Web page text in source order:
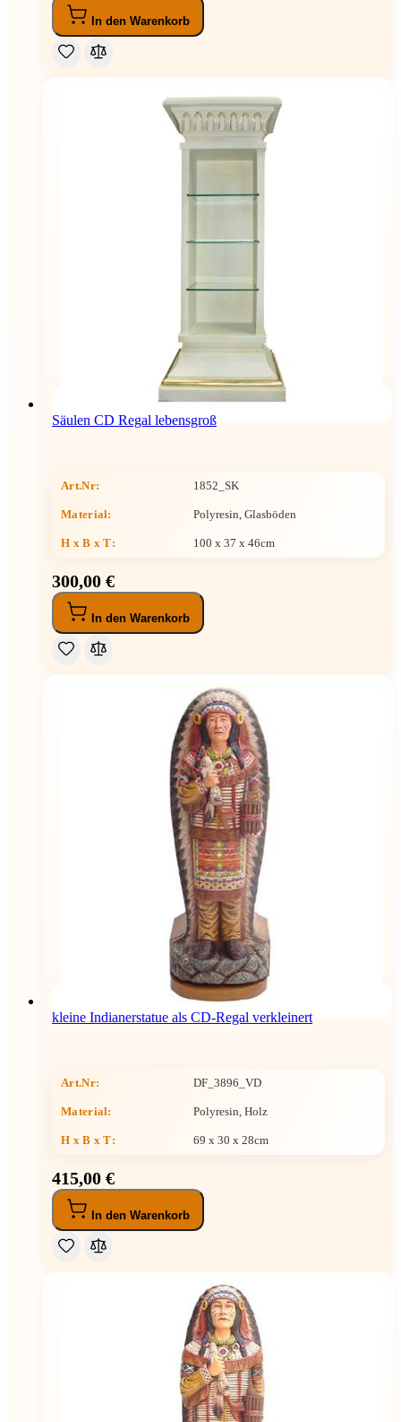
In den Warenkorb
Säulen CD Regal lebensgroß
Art.Nr: 1852_SK
Material: Polyresin, Glasböden
H x B x T: 100 x 37 x 46cm
300,00 €
In den Warenkorb
kleine Indianerstatue als CD-Regal verkleinert
Art.Nr: DF_3896_VD
Material: Polyresin, Holz
H x B x T: 69 x 30 x 28cm
415,00 €
In den Warenkorb